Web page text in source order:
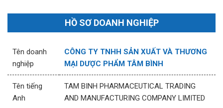
HỒ SƠ DOANH NGHIỆP
Tên doanh
nghiệp
CÔNG TY TNHH SẢN XUẤT VÀ THƯƠNG
MẠI DƯỢC PHẨM TÂM BÌNH
Tên tiếng
Anh
TAM BINH PHARMACEUTICAL TRADING
AND MANUFACTURING COMPANY LIMITED